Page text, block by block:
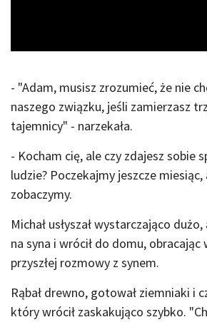
- "Adam, musisz zrozumieć, że nie
naszego związku, jeśli zamierzasz
tajemnicy" - narzekała.
- Kocham cię, ale czy zdajesz sobie
ludzie? Poczekajmy jeszcze
zobaczymy.
Michał usłyszał wystarczająco
na syna i wrócił do domu, obracając
przyszłej rozmowy z synem.
Rąbał drewno, gotował ziemniaki i
który wrócił zaskakująco szybko.